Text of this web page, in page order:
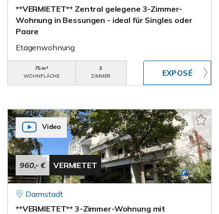
**VERMIETET** Zentral gelegene 3-Zimmer-
Wohnung in Bessungen - ideal für Singles oder
Paare
Etagenwohnung
75 m²
WOHNFLÄCHE
3
ZIMMER
960,- € VERMIETET
Video
Darmstadt
**VERMIETET** 3-Zimmer-Wohnung mit